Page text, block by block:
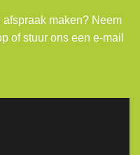
maken? Neem
of stuur ons een e-mail